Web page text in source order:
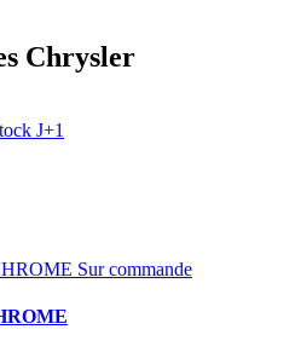
Chrysler
J+1
Sur commande